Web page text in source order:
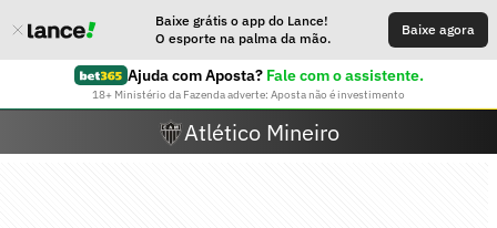
Baixe grátis o app do Lance!
O esporte na palma da mão.
Baixe agora
Ajuda com Aposta? Fale com o assistente.
18+ Ministério da Fazenda adverte: Aposta não é investimento
Atlético Mineiro